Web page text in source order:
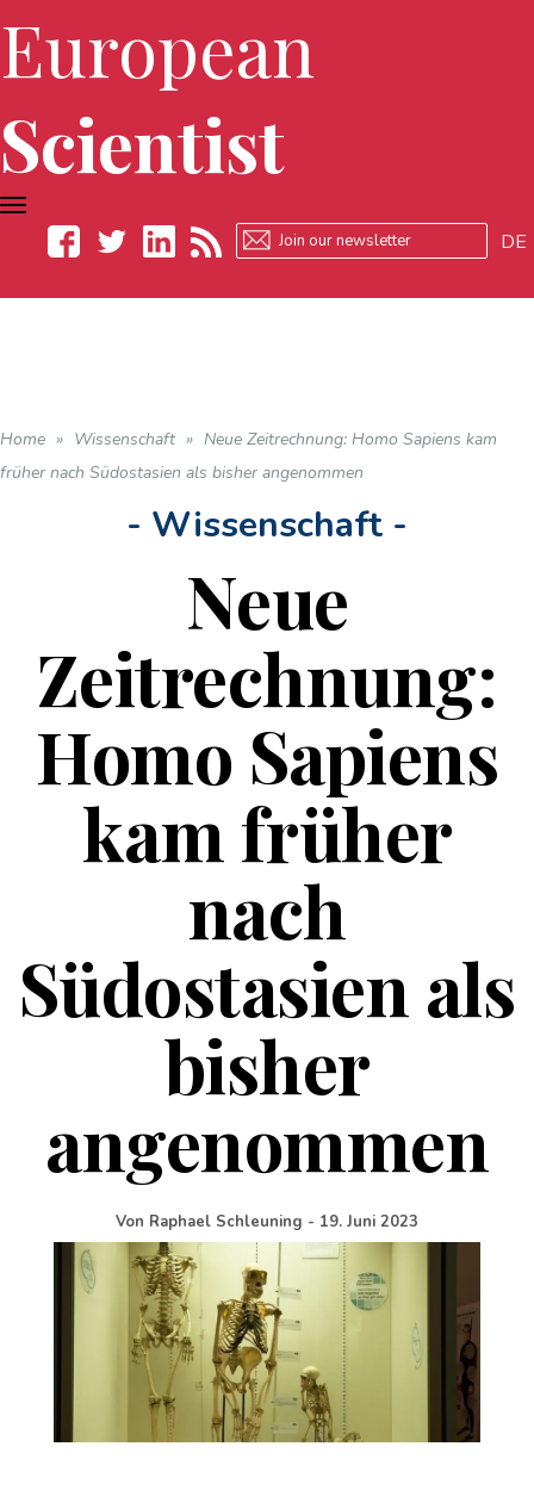
European
Scientist
DE
TOGGLE
NAVIGATION
Home » Wissenschaft » Neue Zeitrechnung: Homo Sapiens kam
früher nach Südostasien als bisher angenommen
- Wissenschaft -
Neue
Zeitrechnung:
Homo Sapiens
kam früher
nach
Südostasien als
bisher
angenommen
Von Raphael Schleuning - 19. Juni 2023